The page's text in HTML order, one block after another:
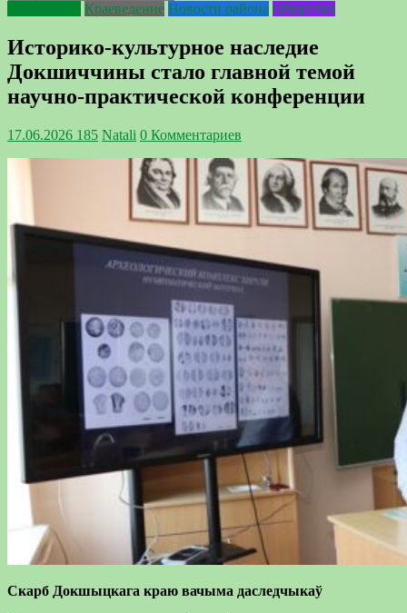
Краеведение Новости района Общество
Историко-культурное наследие
Докшиччины стало главной темой
научно-практической конференции
17.06.2026 185 Natali 0 Комментариев
Скарб Докшыцкага краю вачыма даследчыкаў